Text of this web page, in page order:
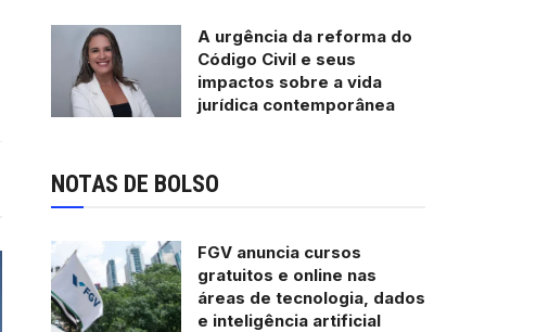
A urgência da reforma do
Código Civil e seus
impactos sobre a vida
jurídica contemporânea
NOTAS DE BOLSO
FGV anuncia cursos
gratuitos e online nas
áreas de tecnologia, dados
e inteligência artificial